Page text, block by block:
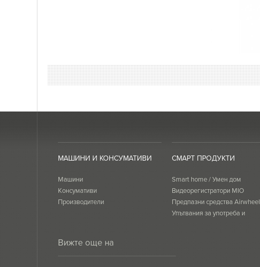
МАШИНИ И КОНСУМАТИВИ
Машини
Консумативи
Производители
СМАРТ ПРОДУКТИ
Smart home / Умен дом
Видеорегистратори MIO
Предпазни средства Airwheel
Упътвания за употреба и
Вижте още на